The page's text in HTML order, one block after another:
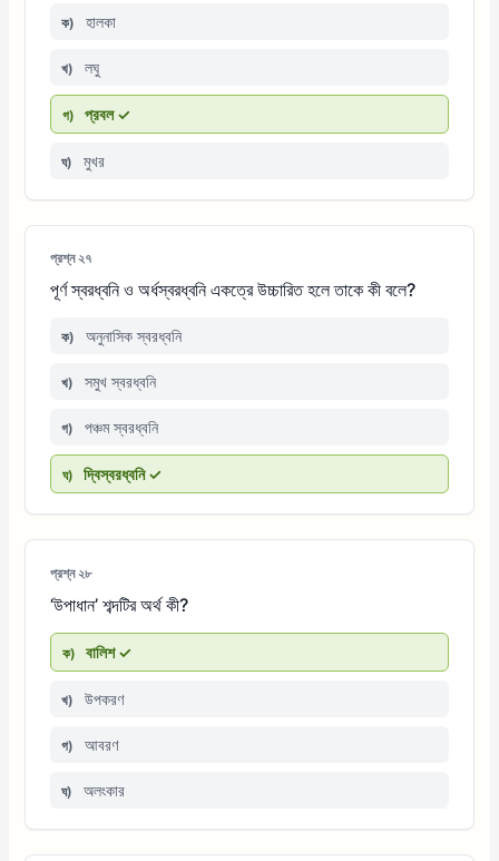
ক) হালকা
খ) লঘু
গ) প্রবল ✓
ঘ) মুখর
প্রশ্ন ২৭
পূর্ণ স্বরধ্বনি ও অর্ধস্বরধ্বনি একত্রে উচ্চারিত হলে তাকে কী বলে?
ক) অনুনাসিক স্বরধ্বনি
খ) সমুখ স্বরধ্বনি
গ) পঞ্চম স্বরধ্বনি
ঘ) দ্বিস্বরধ্বনি ✓
প্রশ্ন ২৮
‘উপাধান’ শব্দটির অর্থ কী?
ক) বালিশ ✓
খ) উপকরণ
গ) আবরণ
ঘ) অলংকার